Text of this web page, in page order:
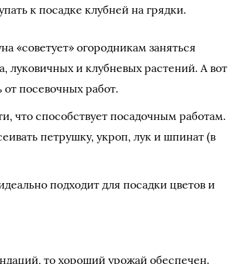
к посадке клубней на грядки.
«советует» огородникам заняться
луковичных и клубневых растений. А вот
от посевочных работ.
что способствует посадочным работам.
петрушку, укроп, лук и шпинат (в
подходит для посадки цветов и
то хороший урожай обеспечен.